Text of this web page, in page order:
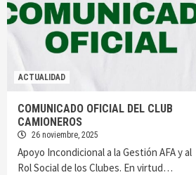
ACTUALIDAD
COMUNICADO OFICIAL DEL CLUB
CAMIONEROS
26 noviembre, 2025
Apoyo Incondicional a la Gestión AFA y al
Rol Social de los Clubes. ​En virtud…